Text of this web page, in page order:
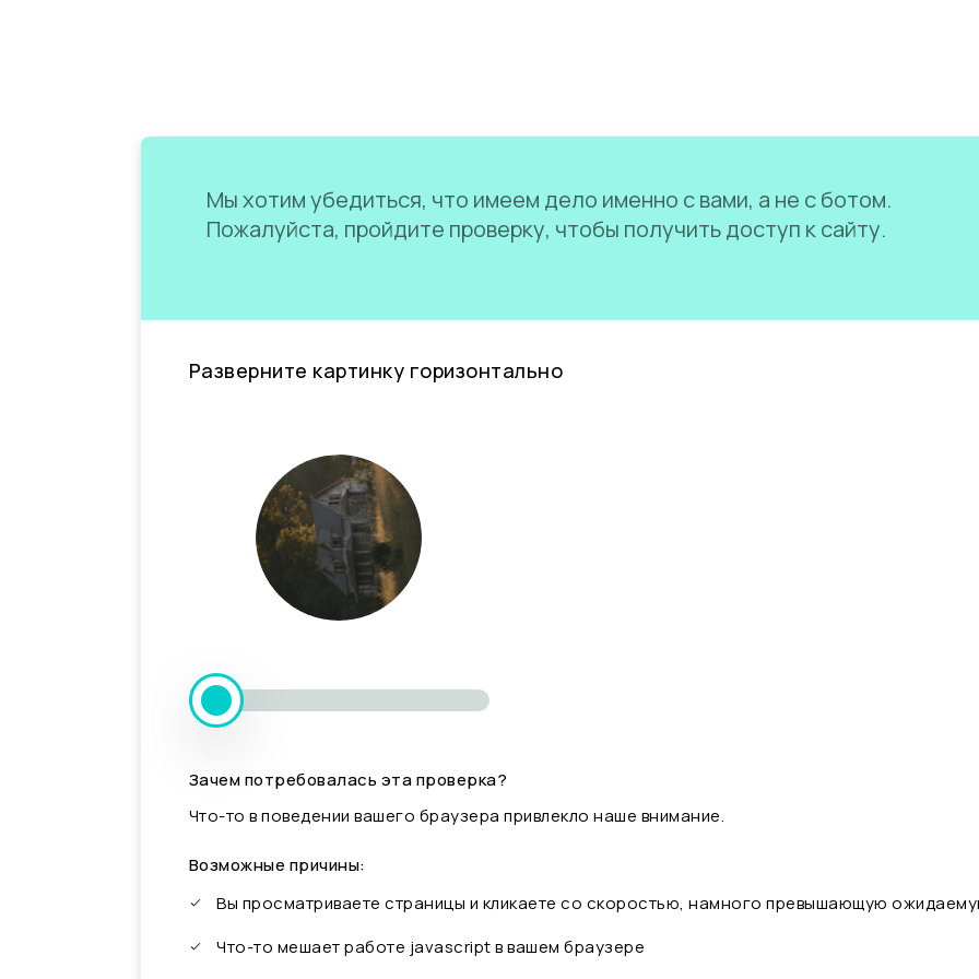
Мы хотим убедиться, что имеем дело именно с вами, а не с ботом.
Пожалуйста, пройдите проверку, чтобы получить доступ к сайту.
Разверните картинку горизонтально
Зачем потребовалась эта проверка?
Что-то в поведении вашего браузера привлекло наше внимание.
Возможные причины:
Вы просматриваете страницы и кликаете со скоростью, намного превышающую
Что-то мешает работе javascript в вашем браузере